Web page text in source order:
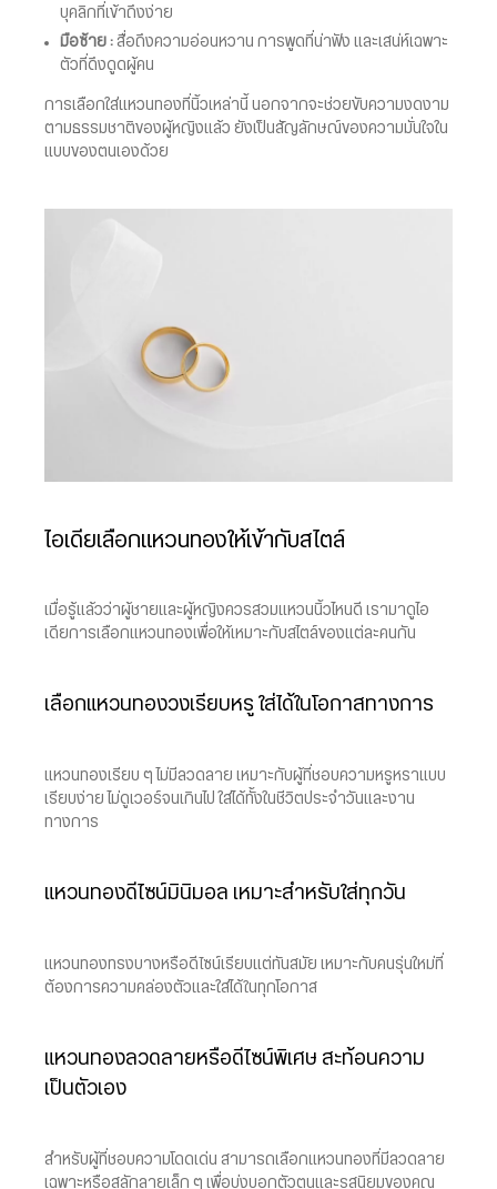
บุคลิกที่เข้าถึงง่าย
มือซ้าย : สื่อถึงความอ่อนหวาน การพูดที่น่าฟัง และเสน่ห์เฉพาะ
ตัวที่ดึงดูดผู้คน
การเลือกใส่แหวนทองที่นิ้วเหล่านี้ นอกจากจะช่วยขับความงดงาม
ตามธรรมชาติของผู้หญิงแล้ว ยังเป็นสัญลักษณ์ของความมั่นใจใน
แบบของตนเองด้วย
ไอเดียเลือกแหวนทองให้เข้ากับสไตล์
เมื่อรู้แล้วว่าผู้ชายและผู้หญิงควรสวมแหวนนิ้วไหนดี เรามาดูไอ
เดียการเลือกแหวนทองเพื่อให้เหมาะกับสไตล์ของแต่ละคนกัน
เลือกแหวนทองวงเรียบหรู ใส่ได้ในโอกาสทางการ
แหวนทองเรียบ ๆ ไม่มีลวดลาย เหมาะกับผู้ที่ชอบความหรูหราแบบ
เรียบง่าย ไม่ดูเวอร์จนเกินไป ใส่ได้ทั้งในชีวิตประจำวันและงาน
ทางการ
แหวนทองดีไซน์มินิมอล เหมาะสำหรับใส่ทุกวัน
แหวนทองทรงบางหรือดีไซน์เรียบแต่ทันสมัย เหมาะกับคนรุ่นใหม่ที่
ต้องการความคล่องตัวและใส่ได้ในทุกโอกาส
แหวนทองลวดลายหรือดีไซน์พิเศษ สะท้อนความ
เป็นตัวเอง
สำหรับผู้ที่ชอบความโดดเด่น สามารถเลือกแหวนทองที่มีลวดลาย
เฉพาะหรือสลักลายเล็ก ๆ เพื่อบ่งบอกตัวตนและรสนิยมของคุณ